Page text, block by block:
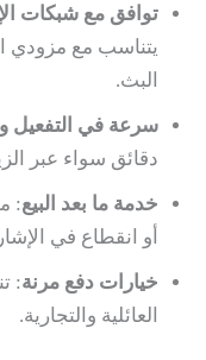
توافق مع شبكات
يتناسب مع مزودي
البث.
سرعة في التفعيل
دقائق سواء عبر
خدمة ما بعد البيع:
أو انقطاع في
خيارات دفع مرنة:
العائلية والتجارية.